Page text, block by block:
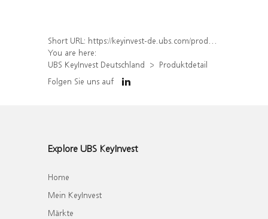
Short URL: https://keyinvest-de.ubs.com/produkt/detail/index/isin/DE000WA7V7X3
You are here:
UBS KeyInvest Deutschland
Produktdetail
Folgen Sie uns auf
Explore UBS KeyInvest
Home
Mein KeyInvest
Märkte